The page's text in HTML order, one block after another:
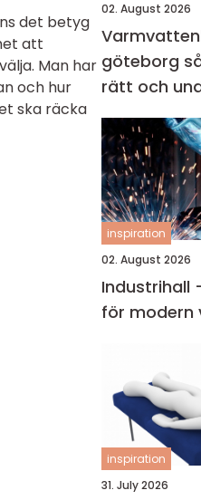
det betyg
att
Man har
och hur
ska räcka
02. August 2026
göteborg så väljer du
rätt och
misstag
inspiration
02. August 2026
Industrihall
för modern
inspiration
31. July 2026